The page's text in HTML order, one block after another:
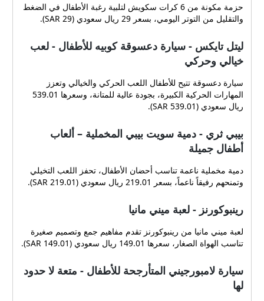
حزمة مكونة من 6 كرات سكويش لتلبية رغبة الأطفال في الضغط
والتقليل من التوتر اليومي، بسعر 29 ريال سعودي (SAR 29).
ليتل تايكس - سيارة دعسوقة كوبيه للأطفال - لعب
خيالي وحركي
سيارة دعسوقة تتيح للأطفال اللعب الحركي والخيالي وتعزز
المهارات الحركية الكبيرة، بجودة عالية للمتانة، وسعرها 539.01
ريال سعودي (SAR 539.01).
بيبي ثري - دمية سويت بيبي المخملية – ألعاب
أطفال جميلة
دمية مخملية ناعمة تناسب أحضان الأطفال، تحفز اللعب التخيلي
وتمنحهم رفيقاً ناعماً، بسعر 219.01 ريال سعودي (SAR 219.01).
رينبوكورنز - لعبة ميني مانيا
لعبة ميني مانيا من رينبوكورنز تقدم مفاهيم جمع وتصميم صغيرة
تناسب الهواة الصغار، سعرها 149.01 ريال سعودي (SAR 149.01).
سيارة لامبورجيني المتأرجحة للأطفال - متعة لا حدود
لها